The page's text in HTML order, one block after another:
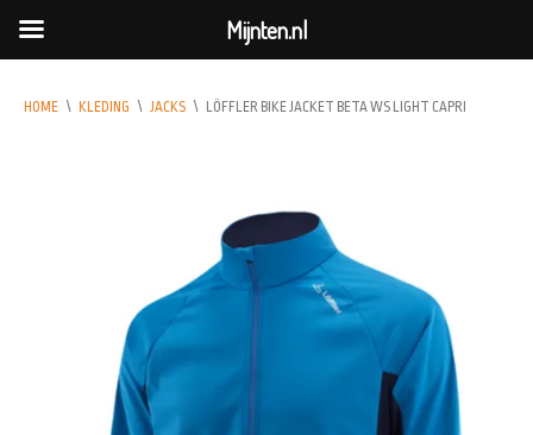
HOME \ KLEDING \ JACKS \ LÖFFLER BIKE JACKET BETA WS LIGHT CAPRI
Mijnten.nl